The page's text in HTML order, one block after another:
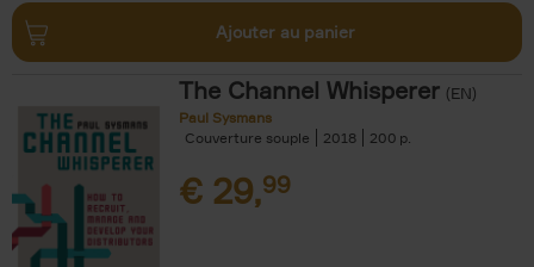
Ajouter au panier
The Channel Whisperer (EN)
Paul Sysmans
Couverture souple
2018 200
€ 29,99